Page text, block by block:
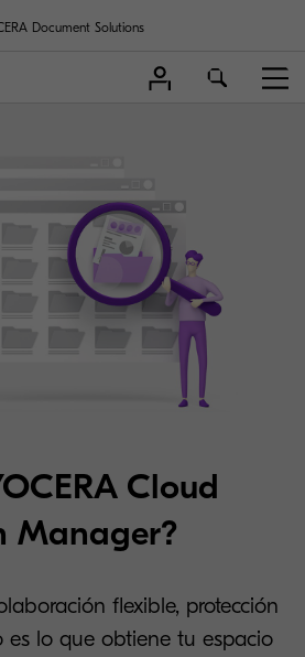
Document Solutions
Cloud
Manager?
flexible, protección
es lo que obtiene tu espacio